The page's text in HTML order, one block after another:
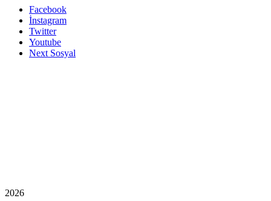
Facebook
İnstagram
Twitter
Youtube
Next Sosyal
2026